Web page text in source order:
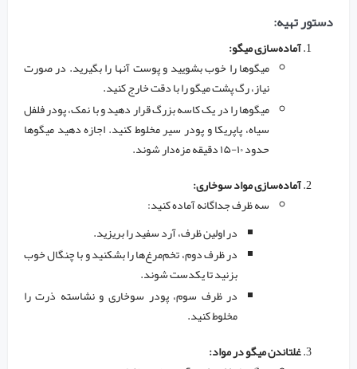
دستور تهیه:
آماده‌سازی میگو:
میگوها را خوب بشویید و پوست آنها را بگیرید. در صورت
نیاز، رگ پشت میگو را با دقت خارج کنید.
میگوها را در یک کاسه بزرگ قرار دهید و با نمک، پودر فلفل
سیاه، پاپریکا و پودر سیر مخلوط کنید. اجازه دهید میگوها
حدود ۱۰-۱۵ دقیقه مزه‌دار شوند.
آماده‌سازی مواد سوخاری:
سه ظرف جداگانه آماده کنید:
در اولین ظرف، آرد سفید را بریزید.
در ظرف دوم، تخم‌مرغ‌ها را بشکنید و با چنگال خوب
بزنید تا یکدست شوند.
در ظرف سوم، پودر سوخاری و نشاسته ذرت را
مخلوط کنید.
غلتاندن میگو در مواد: